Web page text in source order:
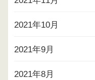
2021年10月
2021年9月
2021年8月